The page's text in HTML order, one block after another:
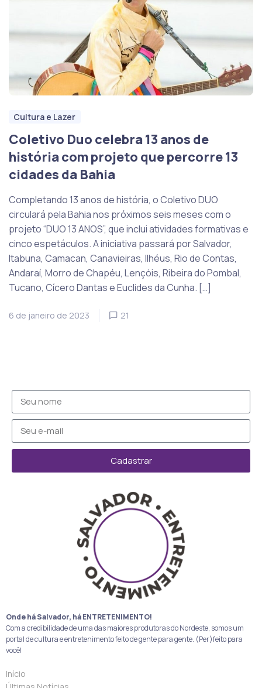
Cultura e Lazer
Coletivo Duo celebra 13 anos de
história com projeto que percorre 13
cidades da Bahia
Completando 13 anos de história, o Coletivo DUO
circulará pela Bahia nos próximos seis meses com o
projeto “DUO 13 ANOS”, que inclui atividades formativas e
cinco espetáculos. A iniciativa passará por Salvador,
Itabuna, Camacan, Canavieiras, Ilhéus, Rio de Contas,
Andaraí, Morro de Chapéu, Lençóis, Ribeira do Pombal,
Tucano, Cícero Dantas e Euclides da Cunha. […]
6 de janeiro de 2023 21
Cadastrar
Onde há Salvador, há ENTRETENIMENTO!
Com a credibilidade de uma das maiores produtoras do Nordeste, somos um
portal de cultura e entretenimento feito de gente para gente. (Per)feito para
você!
Início